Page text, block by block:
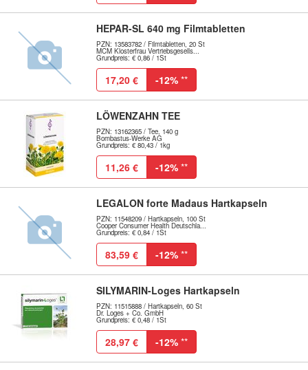
HEPAR-SL 640 mg Filmtabletten
PZN: 13583782 / Filmtabletten, 20 St
MCM Klosterfrau Vertriebsgesells...
Grundpreis: € 0,86 / 1St
17,20 € -12% **
LÖWENZAHN TEE
PZN: 13162365 / Tee, 140 g
Bombastus-Werke AG
Grundpreis: € 80,43 / 1kg
11,26 € -12% **
LEGALON forte Madaus Hartkapseln
PZN: 11548209 / Hartkapseln, 100 St
Cooper Consumer Health Deutschla...
Grundpreis: € 0,84 / 1St
83,59 € -12% **
SILYMARIN-Loges Hartkapseln
PZN: 11515888 / Hartkapseln, 60 St
Dr. Loges + Co. GmbH
Grundpreis: € 0,48 / 1St
28,97 € -12% **